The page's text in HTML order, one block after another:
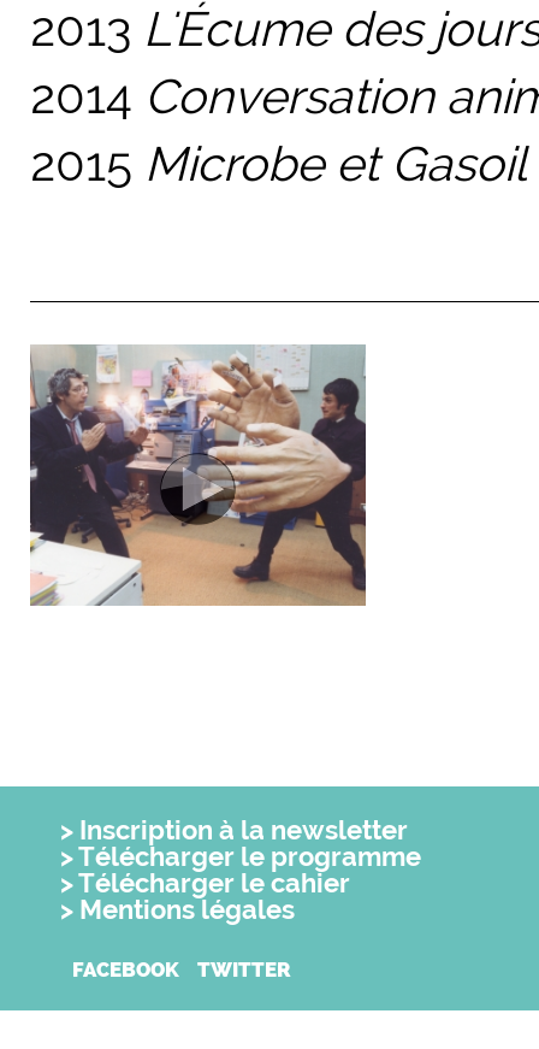
2013 L'Écume des
2014 Conversation
2015 Microbe et Gasoil
Inscription à la newsletter
Télécharger le programme
Télécharger le cahier
Mentions légales
FACEBOOK TWITTER